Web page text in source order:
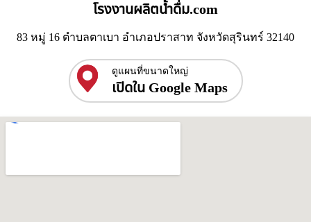
โรงงานผลิตน้ำดื่ม.com
83 หมู่ 16 ตำบลตาเบา อำเภอปราสาท จังหวัดสุรินทร์ 32140
ดูแผนที่ขนาดใหญ่
เปิดใน Google Maps